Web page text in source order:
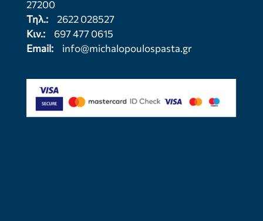
27200
Τηλ.:
2622 028527
Κιν.:
697 477 0615
Email:
info@michalopoulospasta.gr